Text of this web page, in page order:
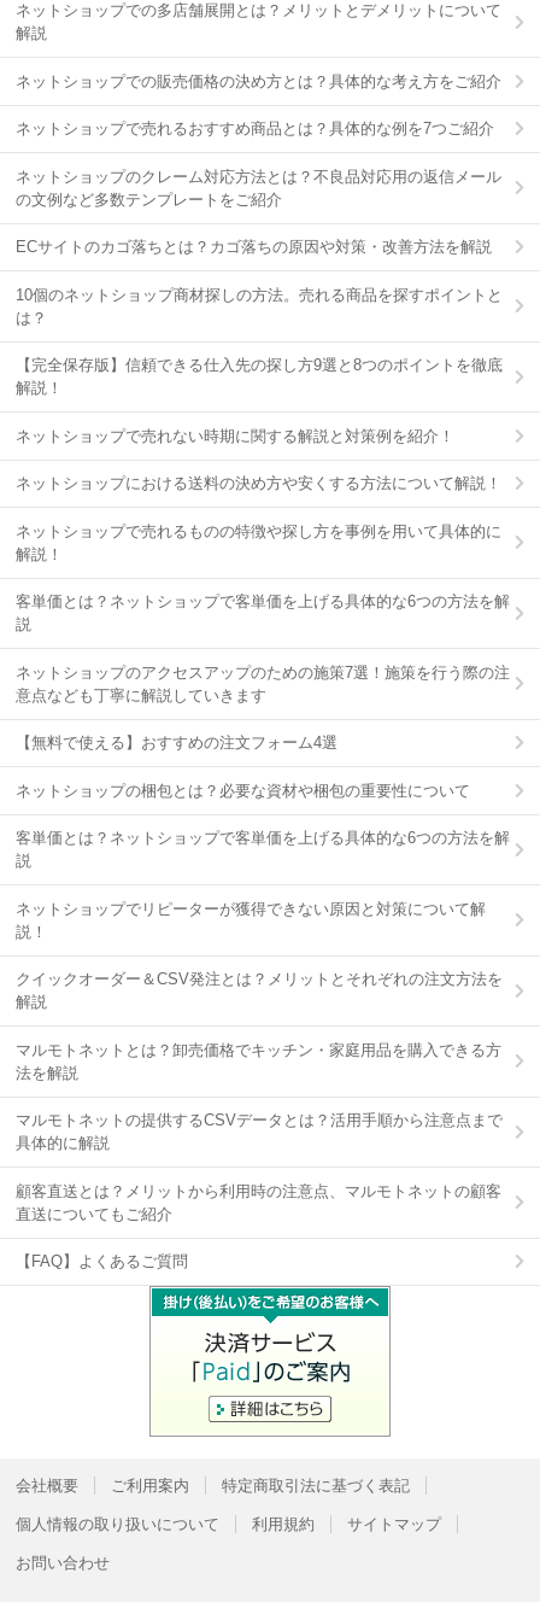
ネットショップでの多店舗展開とは？メリットとデメリットについて
解説
ネットショップでの販売価格の決め方とは？具体的な考え方をご紹介
ネットショップで売れるおすすめ商品とは？具体的な例を7つご紹介
ネットショップのクレーム対応方法とは？不良品対応用の返信メール
の文例など多数テンプレートをご紹介
ECサイトのカゴ落ちとは？カゴ落ちの原因や対策・改善方法を解説
10個のネットショップ商材探しの方法。売れる商品を探すポイントと
は？
【完全保存版】信頼できる仕入先の探し方9選と8つのポイントを徹底
解説！
ネットショップで売れない時期に関する解説と対策例を紹介！
ネットショップにおける送料の決め方や安くする方法について解説！
ネットショップで売れるものの特徴や探し方を事例を用いて具体的に
解説！
客単価とは？ネットショップで客単価を上げる具体的な6つの方法を解
説
ネットショップのアクセスアップのための施策7選！施策を行う際の注
意点なども丁寧に解説していきます
【無料で使える】おすすめの注文フォーム4選
ネットショップの梱包とは？必要な資材や梱包の重要性について
客単価とは？ネットショップで客単価を上げる具体的な6つの方法を解
説
ネットショップでリピーターが獲得できない原因と対策について解
説！
クイックオーダー＆CSV発注とは？メリットとそれぞれの注文方法を
解説
マルモトネットとは？卸売価格でキッチン・家庭用品を購入できる方
法を解説
マルモトネットの提供するCSVデータとは？活用手順から注意点まで
具体的に解説
顧客直送とは？メリットから利用時の注意点、マルモトネットの顧客
直送についてもご紹介
【FAQ】よくあるご質問
会社概要 ご利用案内 特定商取引法に基づく表記
個人情報の取り扱いについて 利用規約 サイトマップ
お問い合わせ